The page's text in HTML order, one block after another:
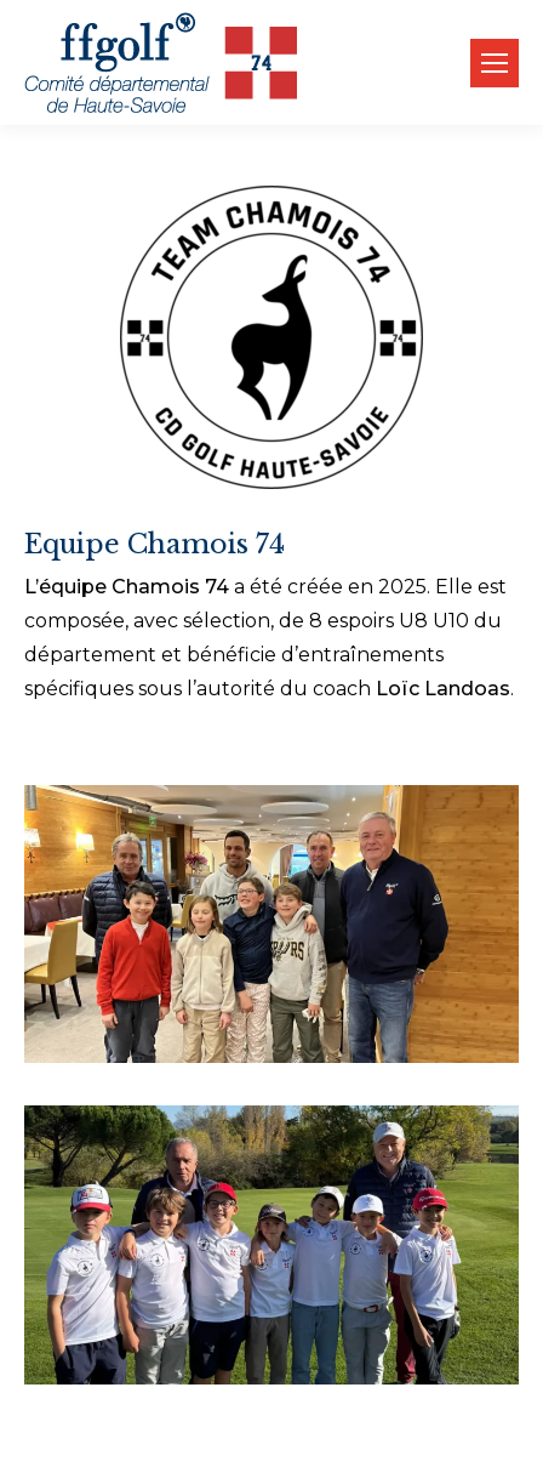
Equipe Chamois 74
L’équipe Chamois 74 a été créée en 2025. Elle est
composée, avec sélection, de 8 espoirs U8 U10 du
département et bénéficie d’entraînements
spécifiques sous l’autorité du coach Loïc Landoas.